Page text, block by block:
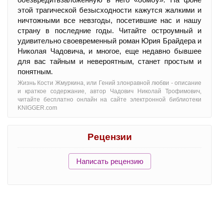
этой трагической безысходности кажутся жалкими и
ничтожными все невзгоды, посетившие нас и нашу
страну в последние годы. Читайте остроумный и
удивительно своевременный роман Юрия Брайдера и
Николая Чадовича, и многое, еще недавно бывшее
для вас тайным и невероятным, станет простым и
понятным.
Жизнь Кости Жмуркина, или Гений злонравной любви - oписание
и краткое содержание, автор Чадович Николай Трофимович,
читайте бесплатно онлайн на сайте электронной библиотеки
KNIGGER.com
Рецензии
Написать рецензию